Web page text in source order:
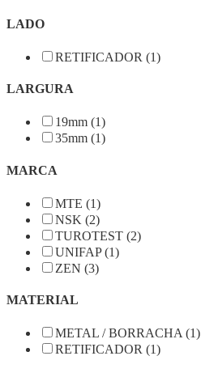
LADO
RETIFICADOR (1)
LARGURA
19mm (1)
35mm (1)
MARCA
MTE (1)
NSK (2)
TUROTEST (2)
UNIFAP (1)
ZEN (3)
MATERIAL
METAL / BORRACHA (1)
RETIFICADOR (1)